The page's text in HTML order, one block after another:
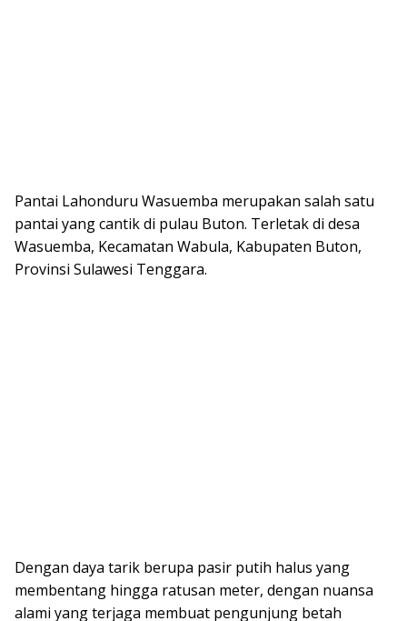
Pantai Lahonduru Wasuemba merupakan salah satu
pantai yang cantik di pulau Buton. Terletak di desa
Wasuemba, Kecamatan Wabula, Kabupaten Buton,
Provinsi Sulawesi Tenggara.
Dengan daya tarik berupa pasir putih halus yang
membentang hingga ratusan meter, dengan nuansa
alami yang terjaga membuat pengunjung betah